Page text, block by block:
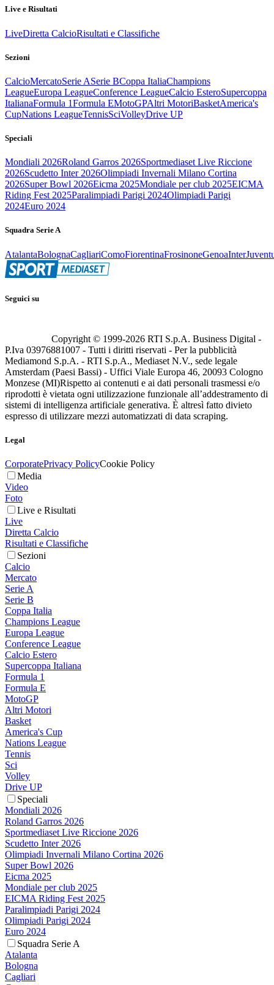
Live e Risultati
LiveDiretta CalcioRisultati e Classifiche
Sezioni
CalcioMercatoSerie ASerie BCoppa ItaliaChampions
LeagueEuropa LeagueConference LeagueCalcio EsteroSupercoppa
ItalianaFormula 1Formula EMotoGPAltri MotoriBasketAmerica's
CupNations LeagueTennisSciVolleyDrive UP
Speciali
Mondiali 2026Roland Garros 2026Sportmediaset Live Riccione
2026Scudetto Inter 2026Olimpiadi Invernali Milano Cortina
2026Super Bowl 2026Eicma 2025Mondiale per club 2025EICMA
Riding Fest 2025Paralimpiadi Parigi 2024Olimpiadi Parigi
2024Euro 2024
Squadra Serie A
AtalantaBolognaCagliariComoFiorentinaFrosinoneGenoaInter
Seguici su
Copyright © 1999-2026 RTI S.p.A. Business Digital -
P.Iva 03976881007 - Tutti i diritti riservati - Per la pubblicità
Mediamond S.p.A. - RTI S.p.A., Mediaset N.V., sede legale
Amsterdam (Paesi Bassi) - Uffici Viale Europa 46, 20093 Cologno
Monzese (MI)Rispetto ai contenuti e ai dati personali trasmessi e/o
riprodotti è vietata ogni utilizzazione funzionale all’addestramento di
sistemi di intelligenza artificiale generativa. È altresì fatto divieto
espresso di utilizzare mezzi automatizzati di data scraping.
Legal
CorporatePrivacy PolicyCookie Policy
Media
Video
Foto
Live e Risultati
Live
Diretta Calcio
Risultati e Classifiche
Sezioni
Calcio
Mercato
Serie A
Serie B
Coppa Italia
Champions League
Europa League
Conference League
Calcio Estero
Supercoppa Italiana
Formula 1
Formula E
MotoGP
Altri Motori
Basket
America's Cup
Nations League
Tennis
Sci
Volley
Drive UP
Speciali
Mondiali 2026
Roland Garros 2026
Sportmediaset Live Riccione 2026
Scudetto Inter 2026
Olimpiadi Invernali Milano Cortina 2026
Super Bowl 2026
Eicma 2025
Mondiale per club 2025
EICMA Riding Fest 2025
Paralimpiadi Parigi 2024
Olimpiadi Parigi 2024
Euro 2024
Squadra Serie A
Atalanta
Bologna
Cagliari